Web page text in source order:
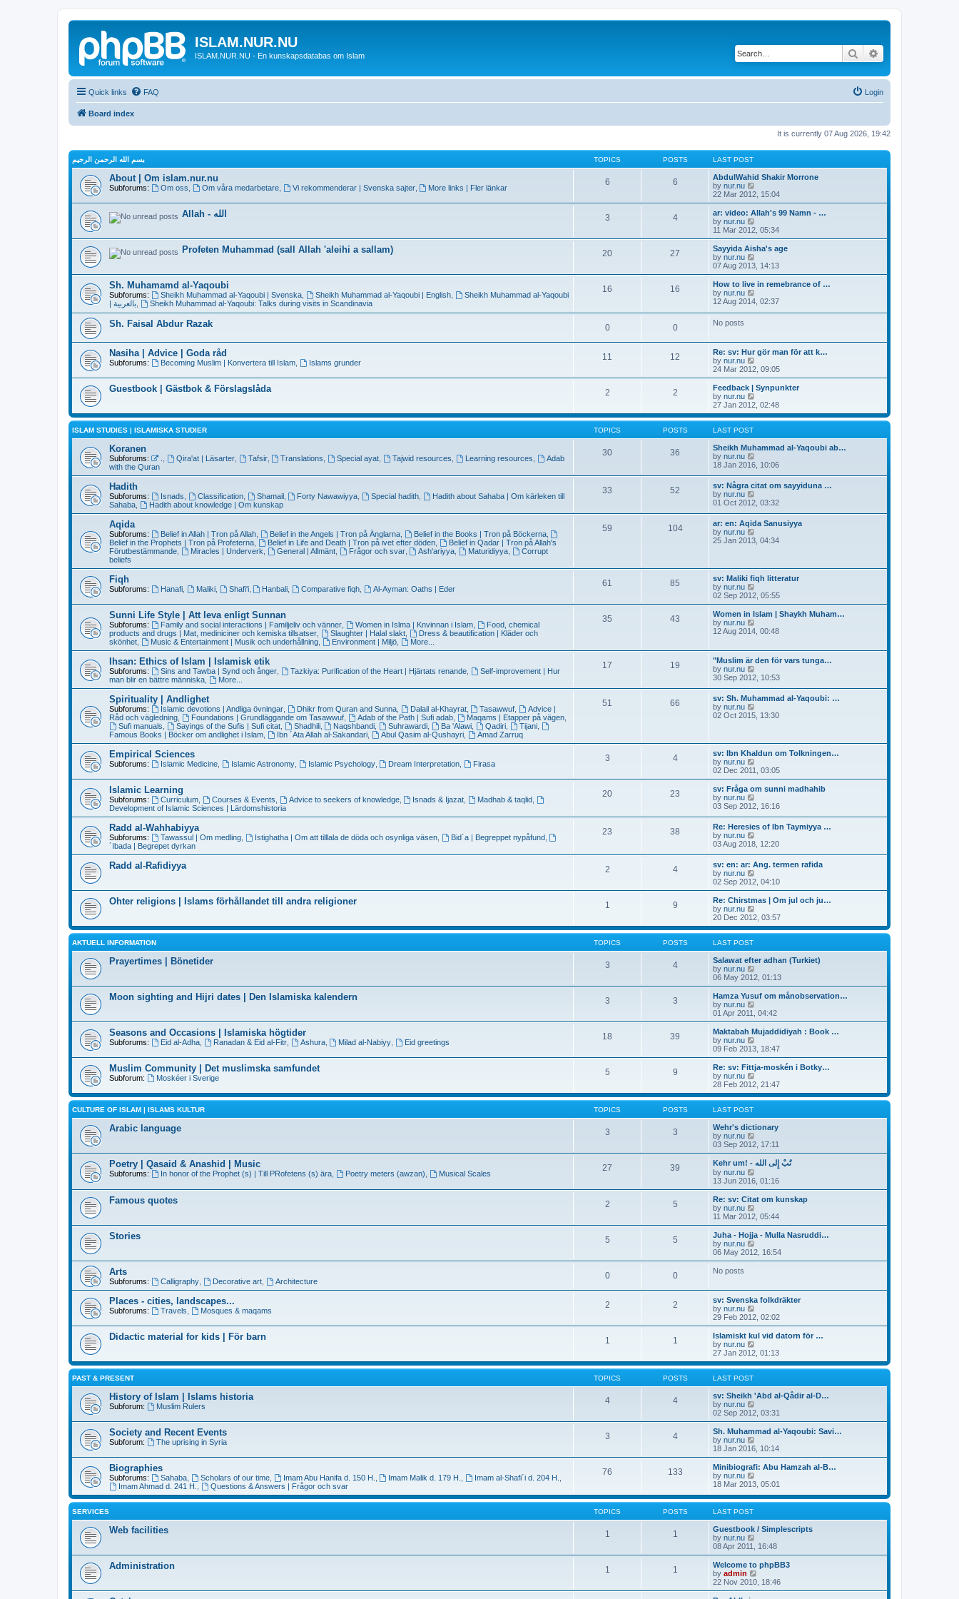
ISLAM.NUR.NU
ISLAM.NUR.NU - En kunskapsdatabas om Islam Search
Quick links FAQ Login
Board index
It is currently 07 Aug 2026, 19:42
بسم الله الرحمن الرحيم TOPICS POSTS LAST POST
About | Om islam.nur.nu
Subforums: Om oss Om våra medarbetare, Vi rekommenderar | Svenska sajter, More links | Fler länkar
6 6
AbdulWahid Shakir Morrone
by nur.nu
i
e
w
h
e
l
a
t
e
t
o
s
22 Mar 2012, 15:04
Allah - الله 3 4
ar: video: Allah's 99 Namn - …
by nur.nu
i
e
w
h
e
a
e
s
o
s
11 Mar 2012, 05:34
Profeten Muhammad (sall Allah 'aleihi a sallam) 20 27
Sayyida Aisha's age
by nur.nu
i
e
w
e
l
e
s
p
o
s
t
07 Aug 2013, 14:13
Sh. Muhamamd al-Yaqoubi
Subforums: Sheikh Muhammad al-Yaqoubi | Svenska, Sheikh Muhammad al-Yaqoubi | English,
Sheikh Muhammad al-Yaqoubi
| بالعربية
Sheikh Muhammad al-Yaqoubi: Talks during visits in Scandinavia
16 16
How to live in remebrance of …
by nur.nu
i
e
l
t
e
s
p
o
s
12 Aug 2014, 02:37
Sh. Faisal Abdur Razak 0 0 No posts
Nasiha | Advice | Goda råd
Subforums: Becoming Muslim | Konvertera till Islam, Islams grunder
11 12
Re: sv: Hur gör man för att k…
by nur.nu
i
e
w
h
e
l
t
e
t
p
o
s
24 Mar 2012, 09:05
Guestbook | Gästbok & Förslagslåda 2 2
Feedback | Synpunkter
by nur.nu
i
e
w
h
e
a
e
s
p
o
s
27 Jan 2012, 02:48
ISLAM STUDIES | ISLAMISKA STUDIER TOPICS POSTS LAST POST
Koranen
Subforums: Qira'at | Läsarter, Tafsir, Translations Special ayat Tajwid resources Learning resources
Adab
with the Quran
30 36
Sheikh Muhammad al-Yaqoubi ab…
by nur.nu
i
w
t
e
l
a
e
p
o
s
t
18 Jan 2016, 10:06
Hadith
Subforums: Isnads Classification, Shamail, Forty Nawawiyya Special hadith
Hadith about Sahaba | Om kärleken till
Sahaba
Hadith about knowledge | Om kunskap
33 52
sv: Några citat om sayyiduna …
by nur.nu
i
w
t
e
t
e
t
p
o
t
01 Oct 2012, 03:32
Aqida
Subforums: Belief in Allah | Tron på Allah, Belief in the Angels | Tron på Änglarna, Belief in the Books | Tron på Böckerna,
Belief in the Prophets | Tron på Profeterna
Belief in Life and Death | Tron på ivet efter döden,
Belief in Qadar | Tron på Allah's
Förutbestämmande
Miracles | Underverk General | Allmänt, Frågor och svar, Ash'ariyya Maturidiyya
Corrupt
beliefs
59 104
ar: en: Aqida Sanusiyya
by nur.nu
i
e
l
a
t
e
t
o
s
25 Jan 2013, 04:34
Fiqh
Subforums: Hanafi, Maliki, Shafi'i, Hanbali Comparative fiqh Al-Ayman: Oaths | Eder
61 85
sv: Maliki fiqh litteratur
by nur.nu
i
e
w
e
a
t
s
t
p
s
02 Sep 2012, 05:55
Sunni Life Style | Att leva enligt Sunnan
Subforums: Family and social interactions | Familjeliv och vänner, Women in Islma | Knvinnan i Islam,
Food, chemical
products and drugs | Mat, mediniciner och kemiska tillsatser
Slaughter | Halal slakt,
Dress & beautification | Kläder och
skönhet
Music & Entertainment | Musik och underhållning, Environment | Miljö, More...
35 43
Women in Islam | Shaykh Muham…
by nur.nu
i
h
e
l
a
t
s
o
s
t
12 Aug 2014, 00:48
Ihsan: Ethics of Islam | Islamisk etik
Subforums: Sins and Tawba | Synd och ånger, Tazkiya: Purification of the Heart | Hjärtats renande,
Self-improvement | Hur
man blir en bättre människa
More...
17 19
"Muslim är den för vars tunga…
by nur.nu
i
t
h
e
t
e
t
p
o
t
30 Sep 2012, 10:53
Spirituality | Andlighet
Subforums: Islamic devotions | Andliga övningar, Dhikr from Quran and Sunna, Dalail al-Khayrat, Tasawwuf
Advice |
Råd och vägledning
Foundations | Grundläggande om Tasawwuf, Adab of the Path | Sufi adab, Maqams | Etapper på vägen,
Sufi manuals
Sayings of the Sufis | Sufi citat, Shadhili, Naqshbandi Suhrawardi Ba 'Alawi Qadiri, Tijani,
Famous Books | Böcker om andlighet i Islam
Ibn ´Ata Allah al-Sakandari, Abul Qasim al-Qushayri, Amad Zarruq
51 66
sv: Sh. Muhammad al-Yaqoubi: …
by nur.nu
i
h
e
a
t
e
t
p
o
t
02 Oct 2015, 13:30
Empirical Sciences
Subforums: Islamic Medicine, Islamic Astronomy, Islamic Psychology, Dream Interpretation Firasa
3 4
sv: Ibn Khaldun om Tolkningen…
by nur.nu
e
w
h
e
l
a
e
s
t
o
s
t
02 Dec 2011, 03:05
Islamic Learning
Subforums: Curriculum, Courses & Events Advice to seekers of knowledge, Isnads & Ijazat Madhab & taqlid
Development of Islamic Sciences | Lärdomshistoria
20 23
sv: Fråga om sunni madhahib
by nur.nu
i
t
e
l
a
e
s
t
o
s
t
03 Sep 2012, 16:16
Radd al-Wahhabiyya
Subforums: Tawassul | Om medling, Istighatha | Om att tilllala de döda och osynliga väsen, Bid´a | Begreppet nypåfund,
´Ibada | Begrepet dyrkan
23 38
Re: Heresies of Ibn Taymiyya …
by nur.nu
i
w
t
h
e
a
e
s
t
o
s
03 Aug 2018, 12:20
Radd al-Rafidiyya 2 4
sv: en: ar: Ang. termen rafida
by nur.nu
i
e
w
h
e
l
t
e
t
p
s
02 Sep 2012, 04:10
Ohter religions | Islams förhållandet till andra religioner 1 9
Re: Chirstmas | Om jul och ju…
by nur.nu
i
e
w
h
e
a
t
e
o
s
t
20 Dec 2012, 03:57
AKTUELL INFORMATION TOPICS POSTS LAST POST
Prayertimes | Bönetider 3 4
Salawat efter adhan (Turkiet)
by nur.nu
i
e
w
h
l
a
t
e
t
o
s
06 May 2012, 01:13
Moon sighting and Hijri dates | Den Islamiska kalendern 3 3
Hamza Yusuf om månobservation…
by nur.nu
e
w
h
e
l
a
t
e
s
o
s
t
01 Apr 2011, 04:42
Seasons and Occasions | Islamiska högtider
Subforums: Eid al-Adha, Ranadan & Eid al-Fitr, Ashura, Milad al-Nabiyy Eid greetings
18 39
Maktabah Mujaddidiyah : Book …
by nur.nu
i
e
w
t
h
e
l
t
e
t
p
s
09 Feb 2013, 18:47
Muslim Community | Det muslimska samfundet
Subforum: Moskéer i Sverige
5 9
Re: sv: Fittja-moskén i Botky…
by nur.nu
i
e
w
h
e
a
t
e
t
p
s
28 Feb 2012, 21:47
CULTURE OF ISLAM | ISLAMS KULTUR TOPICS POSTS LAST POST
Arabic language 3 3
Wehr's dictionary
by nur.nu
i
e
w
h
e
a
e
s
t
o
s
03 Sep 2012, 17:11
Poetry | Qasaid & Anashid | Music
Subforums: In honor of the Prophet (s) | Till PRofetens (s) ära, Poetry meters (awzan) Musical Scales
27 39
Kehr um! - تُبْ إِلى الله
by nur.nu
i
e
w
h
e
a
t
e
o
s
13 Jun 2016, 01:16
Famous quotes 2 5
Re: sv: Citat om kunskap
by nur.nu
i
e
w
h
e
e
s
p
o
s
11 Mar 2012, 05:44
Stories 5 5
Juha - Hojja - Mulla Nasruddi…
by nur.nu
i
e
e
l
t
e
s
p
o
s
06 May 2012, 16:54
Arts
Subforums: Calligraphy, Decorative art, Architecture
0 0 No posts
Places - cities, landscapes...
Subforums: Travels Mosques & maqams
2 2
sv: Svenska folkdräkter
by nur.nu
i
e
w
h
e
l
t
e
t
p
s
t
29 Feb 2012, 02:02
Didactic material for kids | För barn 1 1
Islamiskt kul vid datorn för …
by nur.nu
i
e
w
h
e
a
t
e
t
p
o
s
t
27 Jan 2012, 01:13
PAST & PRESENT TOPICS POSTS LAST POST
History of Islam | Islams historia
Subforum: Muslim Rulers
4 4
sv: Sheikh 'Abd al-Qâdir al-D…
by nur.nu
i
e
w
h
e
l
a
t
e
s
o
s
02 Sep 2012, 03:31
Society and Recent Events
Subforum: The uprising in Syria
3 4
Sh. Muhammad al-Yaqoubi: Savi…
by nur.nu
i
e
w
h
e
l
e
s
p
o
s
t
18 Jan 2016, 10:14
Biographies
Subforums: Sahaba, Scholars of our time, Imam Abu Hanifa d. 150 H. Imam Malik d. 179 H. Imam al-Shafi´i d. 204 H.
Imam Ahmad d. 241 H.
Questions & Answers | Frågor och svar
76 133
Minibiografi: Abu Hamzah al-B…
by nur.nu
i
w
e
a
s
t
p
o
18 Mar 2013, 05:01
SERVICES TOPICS POSTS LAST POST
Web facilities 1 1
Guestbook / Simplescripts
by nur.nu
e
w
t
h
e
08 Apr 2011, 16:48
Administration 1 1
Welcome to phpBB3
by admin
e
22 Nov 2010, 18:46